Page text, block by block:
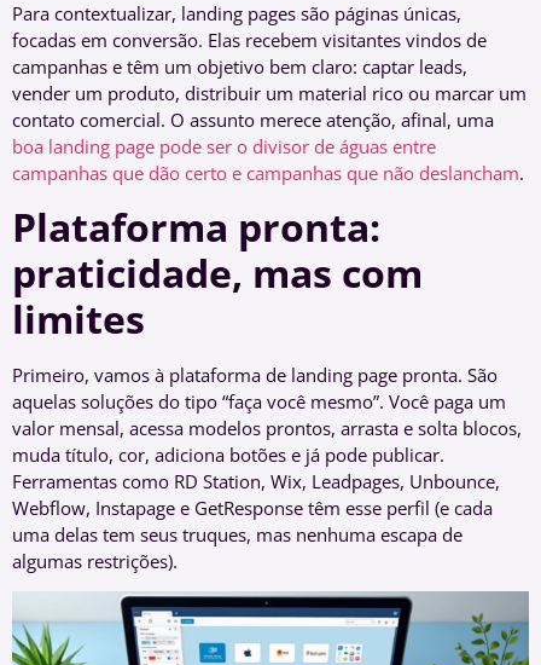
Para contextualizar, landing pages são páginas únicas,
focadas em conversão. Elas recebem visitantes vindos de
campanhas e têm um objetivo bem claro: captar leads,
vender um produto, distribuir um material rico ou marcar um
contato comercial. O assunto merece atenção, afinal, uma
boa landing page pode ser o divisor de águas entre
campanhas que dão certo e campanhas que não deslancham.
Plataforma pronta:
praticidade, mas com
limites
Primeiro, vamos à plataforma de landing page pronta. São
aquelas soluções do tipo “faça você mesmo”. Você paga um
valor mensal, acessa modelos prontos, arrasta e solta blocos,
muda título, cor, adiciona botões e já pode publicar.
Ferramentas como RD Station, Wix, Leadpages, Unbounce,
Webflow, Instapage e GetResponse têm esse perfil (e cada
uma delas tem seus truques, mas nenhuma escapa de
algumas restrições).